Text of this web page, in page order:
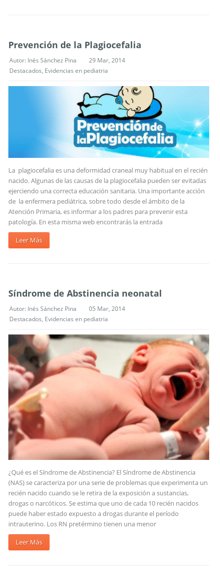
Prevención de la Plagiocefalia
Autor: Inés Sánchez Pina
29 Mar, 2014
Destacados, Evidencias en pediatria
La plagiocefalia es una deformidad craneal muy habitual en el recién
nacido. Algunas de las causas de la plagiocefalia pueden ser evitadas
ejerciendo una correcta educación sanitaria. Una importante acción
de la enfermera pediátrica, sobre todo desde el ámbito de la
Atención Primaria, es informar a los padres para prevenir esta
patología. En esta misma web encontrarás la entrada
Leer Más
Síndrome de Abstinencia neonatal
Autor: Inés Sánchez Pina
05 Mar, 2014
Destacados, Evidencias en pediatria
¿Qué es el Síndrome de Abstinencia? El Síndrome de Abstinencia
(NAS) se caracteriza por una serie de problemas que experimenta un
recién nacido cuando se le retira de la exposición a sustancias,
drogas o narcóticos. Se estima que uno de cada 10 recién nacidos
puede haber estado expuesto a drogas durante el período
intrauterino. Los RN pretérmino tienen una menor
Leer Más